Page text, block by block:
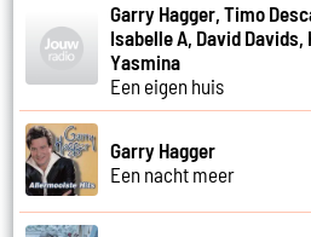
Garry Hagger, Timo
Isabelle A, David
Yasmina
Een eigen huis
Garry Hagger
Een nacht meer